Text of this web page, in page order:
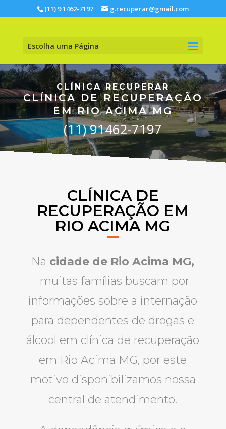
(11) 9 1462-7197 g.recuperar@gmail.com
Escolha uma Página
CLÍNICA RECUPERAR
CLÍNICA DE RECUPERAÇÃO
EM RIO ACIMA MG
(11) 91462-7197
CLÍNICA DE
RECUPERAÇÃO EM
RIO ACIMA MG
Na cidade de Rio Acima MG,
muitas famílias buscam por
informações sobre a internação
para dependentes de drogas e
álcool em clínica de recuperação
em Rio Acima MG, por este
motivo disponibilizamos nossa
central de atendimento.